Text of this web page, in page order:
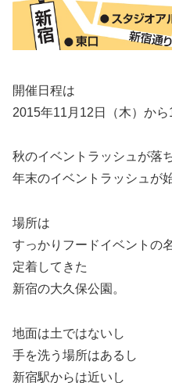
開催日程は
2015年11月12日（木）から
秋のイベントラッシュが落
年末のイベントラッシュが
場所は
すっかりフードイベントの
定着してきた
新宿の大久保公園。
地面は土ではないし
手を洗う場所はあるし
新宿駅からは近いし